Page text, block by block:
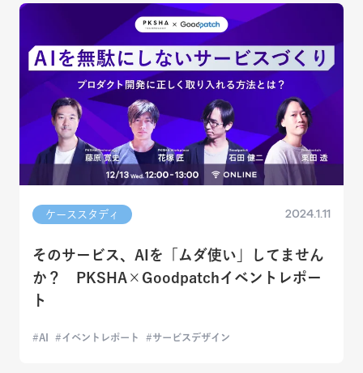
ケーススタディ 2024.1.11
そのサービス、AIを「ムダ使い」してません
か？ PKSHA×Goodpatchイベントレポー
ト
AI イベントレポート サービスデザイン